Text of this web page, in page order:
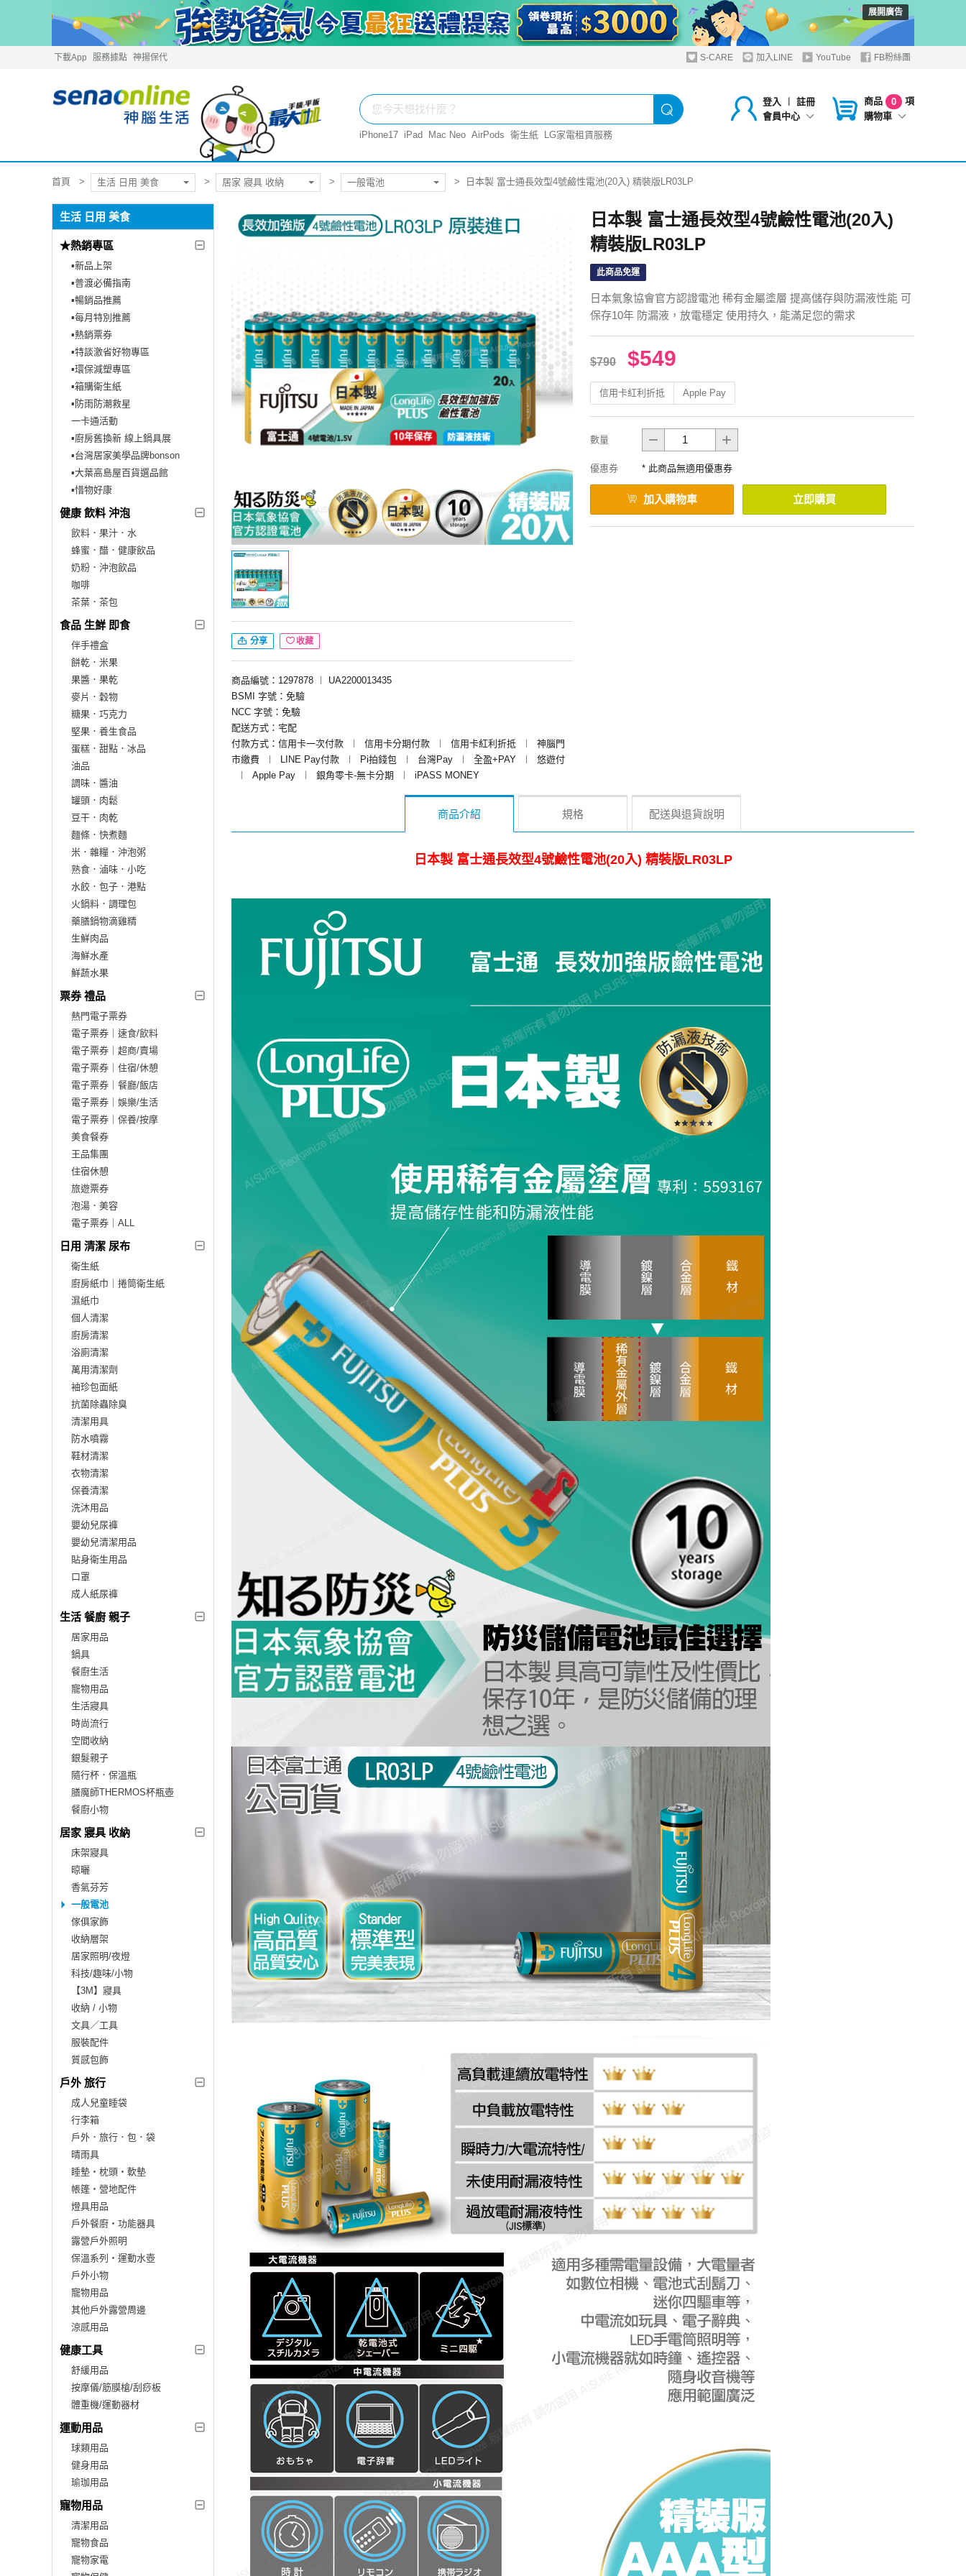
展開廣告
下載App 服務據點 神揚保代 S-CARE 加入LINE YouTube FB粉絲團
登入 ︱
註冊
會員中心
商品 0
項
購物車
iPhone17 iPad Mac Neo AirPods 衛生紙 LG家電租賃服務
首頁 生活 日用 美食 居家 寢具 收納 一般電池 日本製 富士通長效型4號鹼性電池(20入) 精裝版LR03LP
生活 日用 美食
★熱銷專區
▪︎新品上架
▪︎普渡必備指南
▪︎暢銷品推薦
▪︎每月特別推薦
▪︎熱銷票券
▪︎特談激省好物專區
▪︎環保減塑專區
▪︎箱購衛生紙
▪︎防雨防潮救星
一卡通活動
▪︎廚房舊換新 線上鍋具展
▪︎台灣居家美學品牌bonson
▪︎大葉高島屋百貨選品館
▪︎惜物好康
健康 飲料 沖泡
飲料．果汁．水
蜂蜜．醋．健康飲品
奶粉．沖泡飲品
咖啡
茶葉．茶包
食品 生鮮 即食
伴手禮盒
餅乾．米果
果醬．果乾
麥片．穀物
糖果．巧克力
堅果．養生食品
蛋糕．甜點．冰品
油品
調味．醬油
罐頭．肉鬆
豆干．肉乾
麵條．快煮麵
米．雜糧．沖泡粥
熟食．滷味．小吃
水餃．包子．港點
火鍋料．調理包
藥膳鍋物滴雞精
生鮮肉品
海鮮水產
鮮蔬水果
票券 禮品
熱門電子票券
電子票券｜速食/飲料
電子票券｜超商/賣場
電子票券｜住宿/休憩
電子票券｜餐廳/飯店
電子票券｜娛樂/生活
電子票券｜保養/按摩
美食餐券
王品集團
住宿休憩
旅遊票券
泡湯．美容
電子票券｜ALL
日用 清潔 尿布
衛生紙
廚房紙巾｜捲筒衛生紙
濕紙巾
個人清潔
廚房清潔
浴廁清潔
萬用清潔劑
袖珍包面紙
抗菌除蟲除臭
清潔用具
防水噴霧
鞋材清潔
衣物清潔
保養清潔
洗沐用品
嬰幼兒尿褲
嬰幼兒清潔用品
貼身衛生用品
口罩
成人紙尿褲
生活 餐廚 親子
居家用品
鍋具
餐廚生活
寵物用品
生活寢具
時尚流行
空間收納
銀髮親子
隨行杯．保溫瓶
膳魔師THERMOS杯瓶壺
餐廚小物
居家 寢具 收納
床架寢具
晾曬
香氣芬芳
一般電池
傢俱家飾
收納層架
居家照明/夜燈
科技/趣味/小物
【3M】寢具
收納 / 小物
文具／工具
服裝配件
質感包飾
戶外 旅行
成人兒童睡袋
行李箱
戶外．旅行．包．袋
晴雨具
睡墊‧枕頭‧軟墊
帳篷‧營地配件
燈具用品
戶外餐廚‧功能器具
露營戶外照明
保溫系列‧運動水壺
戶外小物
寵物用品
其他戶外露營周邊
涼感用品
健康工具
舒緩用品
按摩儀/筋膜槍/刮痧板
體重機/運動器材
運動用品
球類用品
健身用品
瑜珈用品
寵物用品
清潔用品
寵物食品
寵物家電
分享 收藏
商品編號：1297878 ︱
UA2200013435
BSMI 字號：免驗
NCC 字號：免驗
配送方式：宅配
付款方式：信用卡一次付款
︱ 信用卡分期付款 ︱ 信用卡紅利折抵 ︱
神腦門
市繳費
︱ LINE Pay付款 ︱ Pi拍錢包 ︱ 台灣Pay ︱ 全盈+PAY ︱
悠遊付
︱
Apple Pay ︱ 銀角零卡-無卡分期 ︱ iPASS MONEY
日本製 富士通長效型4號鹼性電池(20入)
精裝版LR03LP
此商品免運
日本氣象協會官方認證電池 稀有金屬塗層 提高儲存與防漏液性能 可
保存10年 防漏液，放電穩定 使用持久，能滿足您的需求
$790 $549
信用卡紅利折抵 Apple Pay
數量
優惠券 * 此商品無適用優惠券
加入購物車 立即購買
商品介紹 規格 配送與退貨說明
日本製 富士通長效型4號鹼性電池(20入) 精裝版LR03LP